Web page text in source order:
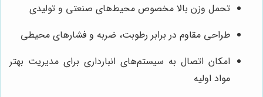
تحمل وزن بالا مخصوص محیط‌های صنعتی و تولیدی
طراحی مقاوم در برابر رطوبت، ضربه و فشارهای محیطی
امکان اتصال به سیستم‌های انبارداری برای مدیریت بهتر
مواد اولیه